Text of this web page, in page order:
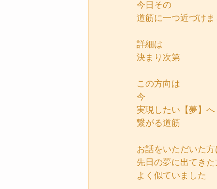
今日その
道筋に一つ近づけ
詳細は
決まり次第
この方向は
今
実現したい【夢】へ
繋がる道筋
お話をいただいた方
先日の夢に出てき
よく似ていました